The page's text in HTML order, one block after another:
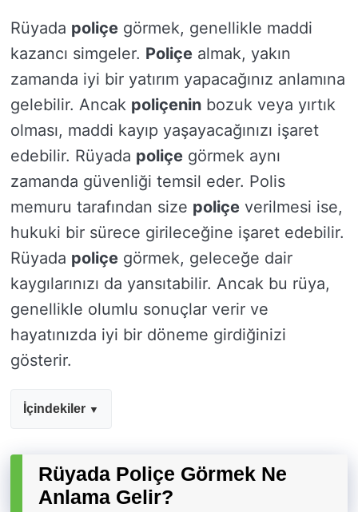
Rüyada poliçe görmek, genellikle maddi
kazancı simgeler. Poliçe almak, yakın
zamanda iyi bir yatırım yapacağınız anlamına
gelebilir. Ancak poliçenin bozuk veya yırtık
olması, maddi kayıp yaşayacağınızı işaret
edebilir. Rüyada poliçe görmek aynı
zamanda güvenliği temsil eder. Polis
memuru tarafından size poliçe verilmesi ise,
hukuki bir sürece girileceğine işaret edebilir.
Rüyada poliçe görmek, geleceğe dair
kaygılarınızı da yansıtabilir. Ancak bu rüya,
genellikle olumlu sonuçlar verir ve
hayatınızda iyi bir döneme girdiğinizi
gösterir.
İçindekiler
Rüyada Poliçe Görmek Ne
Anlama Gelir?